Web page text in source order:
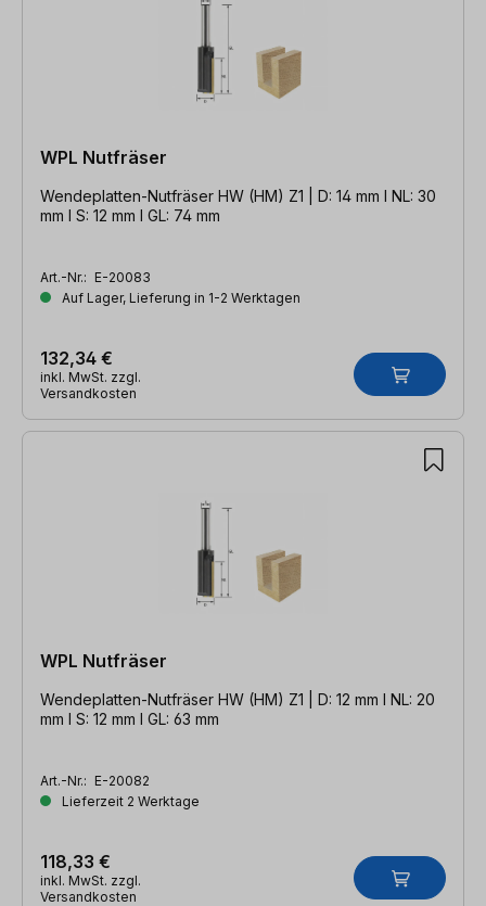
WPL Nutfräser
Wendeplatten-Nutfräser HW (HM) Z1 | D: 14 mm l NL: 30
mm l S: 12 mm l GL: 74 mm
Art.-Nr.: E-20083
Auf Lager, Lieferung in 1-2 Werktagen
132,34 €
inkl. MwSt. zzgl.
Versandkosten
WPL Nutfräser
Wendeplatten-Nutfräser HW (HM) Z1 | D: 12 mm l NL: 20
mm l S: 12 mm l GL: 63 mm
Art.-Nr.: E-20082
Lieferzeit 2 Werktage
118,33 €
inkl. MwSt. zzgl.
Versandkosten